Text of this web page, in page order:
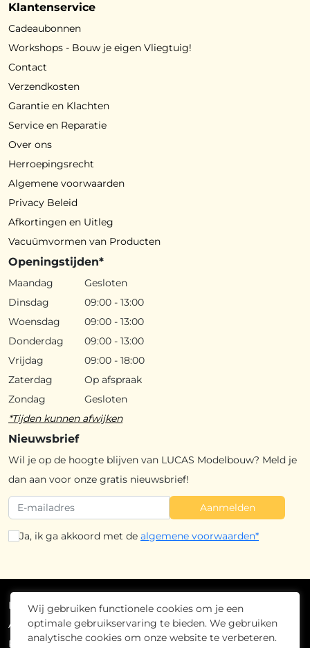
Wij gebruiken functionele cookies om je een
optimale gebruikservaring te bieden. We gebruiken
analytische cookies om onze website te verbeteren.
Klantenservice
Cadeaubonnen
Workshops - Bouw je eigen Vliegtuig!
Contact
Verzendkosten
Garantie en Klachten
Service en Reparatie
Over ons
Herroepingsrecht
Algemene voorwaarden
Privacy Beleid
Afkortingen en Uitleg
Vacuümvormen van Producten
Openingstijden*
Maandag
Gesloten
Dinsdag
09:00 - 13:00
Woensdag
09:00 - 13:00
Donderdag
09:00 - 13:00
Vrijdag
09:00 - 18:00
Zaterdag
Op afspraak
Zondag
Gesloten
*Tijden kunnen afwijken
Nieuwsbrief
Wil je op de hoogte blijven van LUCAS Modelbouw? Meld je
dan aan voor onze gratis nieuwsbrief!
Aanmelden
Ja, ik ga akkoord met de algemene voorwaarden*
Lucas Modelbouw 2026 - Alle rechten voorbehouden
Algemene voorwaarden
Privacybeleid